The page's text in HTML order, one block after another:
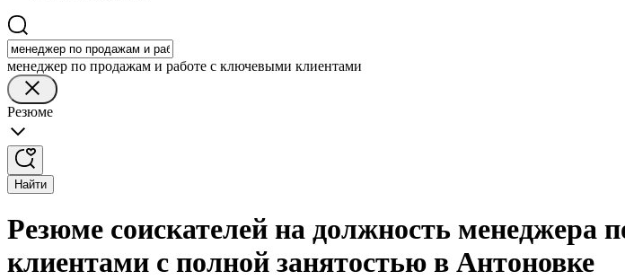
менеджер по продажам и работе с ключевыми клиентами
Резюме
Найти
Резюме соискателей на должность
клиентами с полной занятостью в Антоновке